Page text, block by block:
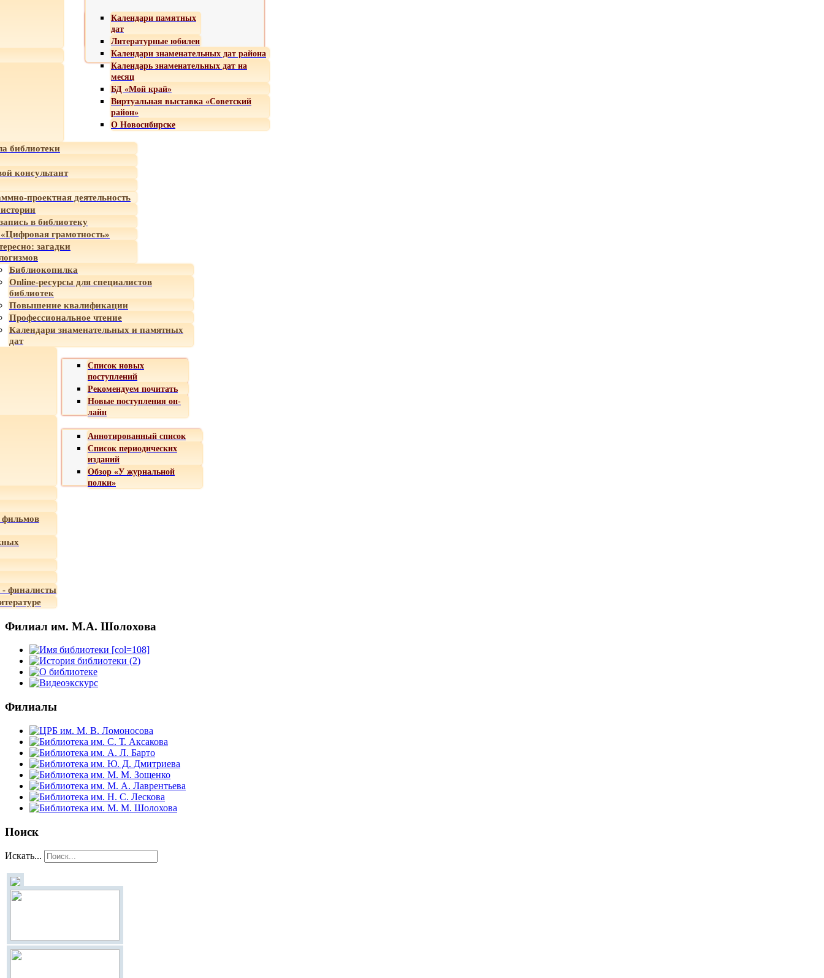
Календари памятных
дат
Литературные юбилеи
Календари знаменательных дат района
Календарь знаменательных дат на
месяц
БД «Мой край»
Виртуальная выставка «Советский
район»
О Новосибирске
библиотеки
консультант
проектная деятельность
в библиотеку
грамотность»
загадки
Библиокопилка
Online-ресурсы для специалистов
библиотек
Повышение квалификации
Профессиональное чтение
Календари знаменательных и памятных
дат
Список новых
поступлений
Рекомендуем почитать
Новые поступления он-
лайн
Аннотированный список
Список периодических
изданий
Обзор «У журнальной
полки»
- финалисты
Филиал им. М.А. Шолохова
Филиалы
Поиск
Искать...